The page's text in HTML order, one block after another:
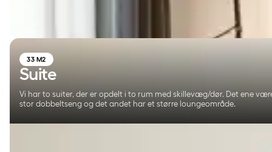
33 M2
Suite
Vi har to suiter, der er opdelt i to rum med skillevæg/dør. Det ene
stor dobbeltseng og det andet har et større loungeområde.